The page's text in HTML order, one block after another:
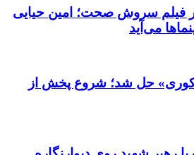
فیلم سروش صحت؛ امین حیایی
می‌آید
حل شد؛ شروع پخش از